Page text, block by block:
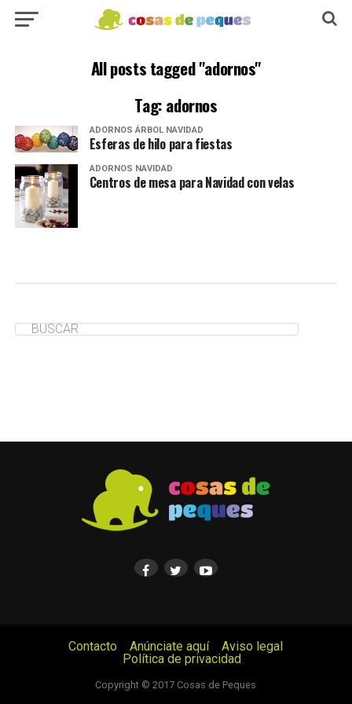
All posts tagged "adornos"
Tag: adornos
ADORNOS ÁRBOL NAVIDAD
Esferas de hilo para fiestas
ADORNOS NAVIDAD
Centros de mesa para Navidad con velas
Contacto Anúnciate aquí
Aviso legal
Política de privacidad
Copyright © 2017 Cosas de Peques